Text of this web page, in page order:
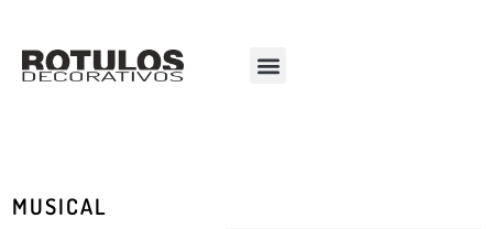
MUSICAL